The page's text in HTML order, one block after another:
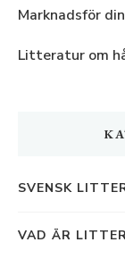
Marknadsför
Litteratur om
SVENSK
VAD ÄR